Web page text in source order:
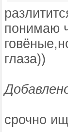
понимаю
глаза))
срочно